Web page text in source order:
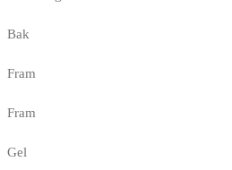
Bak
Fram
Fram
Gel